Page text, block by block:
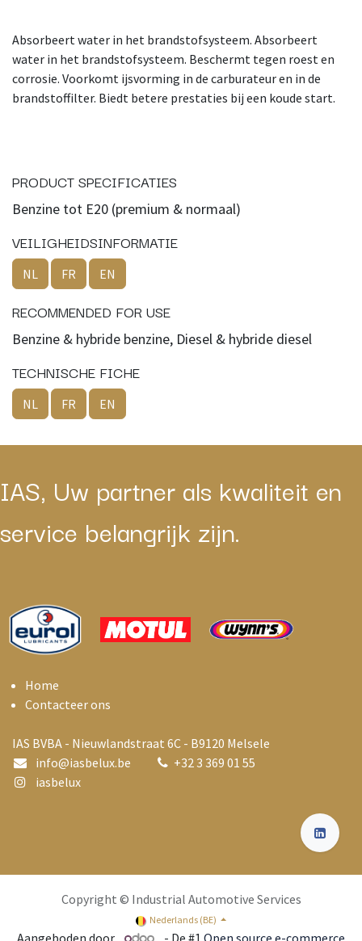
Absorbeert water in het brandstofsysteem. Absorbeert
water in het brandstofsysteem. Beschermt tegen roest en
corrosie. Voorkomt ijsvorming in de carburateur en in de
brandstoffilter. Biedt betere prestaties bij een koude start.
PRODUCT SPECIFICATIES
Benzine tot E20 (premium & normaal)
VEILIGHEIDSINFORMATIE
NL FR EN
RECOMMENDED FOR USE
Benzine & hybride benzine, Diesel & hybride diesel
TECHNISCHE FICHE
NL FR EN
IAS, Uw partner als kwaliteit en
service belangrijk zijn.
Home
Contacteer ons
IAS BVBA - Nieuwlandstraat 6C - B9120 Melsele
info@iasbelux.be +32 3 369 01 55
iasbelux
Copyright © Industrial Automotive Services
Nederlands (BE)
Aangeboden door - De #1 Open source e-commerce